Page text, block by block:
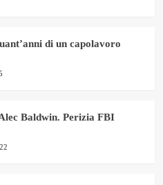
di un capolavoro
Baldwin. Perizia FBI